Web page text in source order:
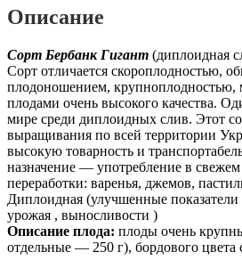
Описание
Сорт Бербанк Гигант (диплоидная
Сорт отличается скороплодностью,
плодоношением, крупноплодностью,
плодами очень высокого качества.
мире среди диплоидных слив. Этот
выращивания по всей территории
высокую товарность и
назначение — употребление в
переработки: варенья, джемов,
Диплоидная (улучшенные показатели
урожая , выносливости )
Описание плода: плоды очень
отдельные — 250 г), бордового цвета